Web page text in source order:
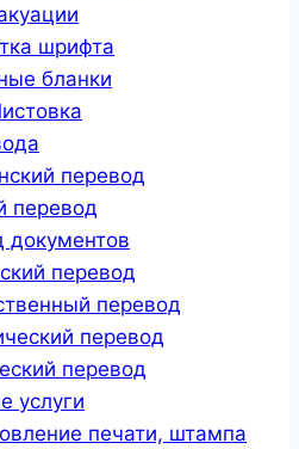
шрифта
бланки
перевод
перевод
документов
перевод
перевод
перевод
перевод
услуги
печати, штампа